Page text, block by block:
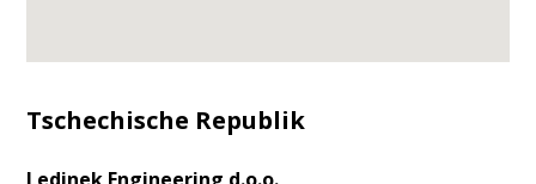
Tschechische Republik
Ledinek Engineering d.o.o.